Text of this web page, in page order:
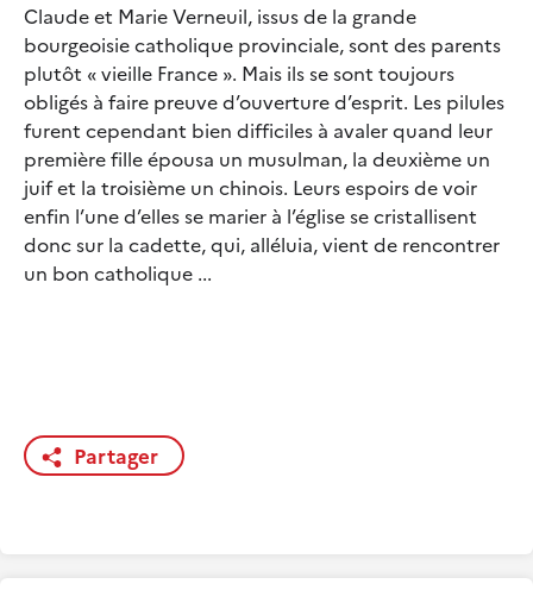
Claude et Marie Verneuil, issus de la grande
bourgeoisie catholique provinciale, sont des parents
plutôt « vieille France ». Mais ils se sont toujours
obligés à faire preuve d’ouverture d’esprit. Les pilules
furent cependant bien difficiles à avaler quand leur
première fille épousa un musulman, la deuxième un
juif et la troisième un chinois. Leurs espoirs de voir
enfin l’une d’elles se marier à l’église se cristallisent
donc sur la cadette, qui, alléluia, vient de rencontrer
un bon catholique ...
Partager